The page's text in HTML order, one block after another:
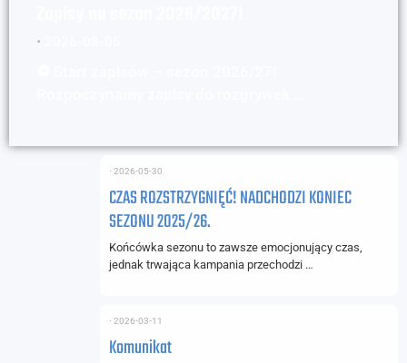
⋅
CZAS ROZSTRZYGNIĘĆ! NADCHODZI KONIEC
SEZONU 2025/26.
⋅ 2026-05-30
Końcówka sezonu to zawsze emocjonujący czas,
jednak trwająca kampania przechodzi …
Komunikat
⋅ 2026-03-11